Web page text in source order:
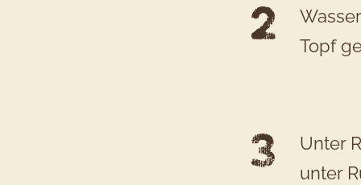
Topf
Unter
unter